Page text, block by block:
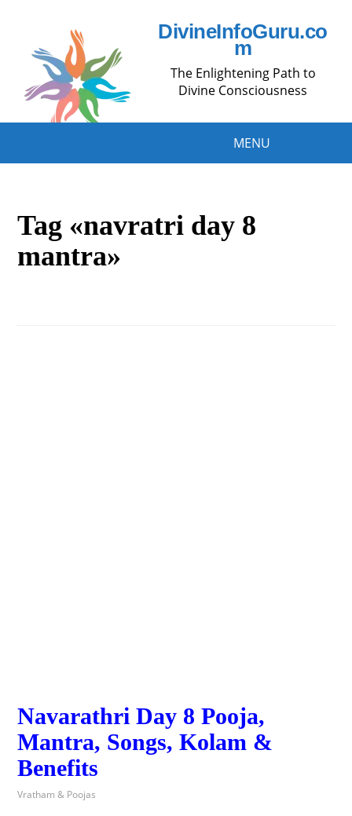
DivineInfoGuru.co
m
The Enlightening Path to
Divine Consciousness
MENU
Tag «navratri day 8
mantra»
Navarathri Day 8 Pooja,
Mantra, Songs, Kolam &
Benefits
Vratham & Poojas